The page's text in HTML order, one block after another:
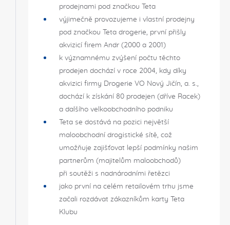
prodejnami pod značkou Teta
výjimečně provozujeme i vlastní prodejny
pod značkou Teta drogerie, první přišly
akvizicí firem Andr (2000 a 2001)
k významnému zvýšení počtu těchto
prodejen dochází v roce 2004, kdy díky
akvizici firmy Drogerie VO Nový Jičín, a. s.,
dochází k získání 80 prodejen (dříve Racek)
a dalšího velkoobchodního podniku
Teta se dostává na pozici největší
maloobchodní drogistické sítě, což
umožňuje zajišťovat lepší podmínky našim
partnerům (majitelům maloobchodů)
při soutěži s nadnárodními řetězci
jako první na celém retailovém trhu jsme
začali rozdávat zákazníkům karty Teta
Klubu